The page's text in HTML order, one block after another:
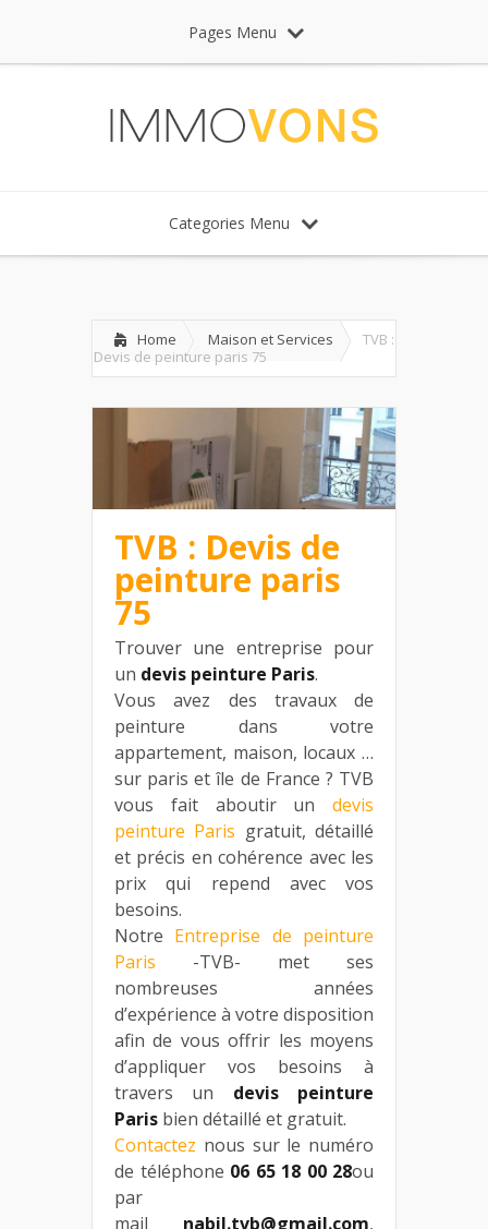
Pages Menu
Categories Menu
Home Maison et Services
TVB :
Devis de peinture paris 75
TVB : Devis de
peinture paris
75
Trouver une entreprise pour
un devis peinture Paris.
Vous avez des travaux de
peinture dans votre
appartement, maison, locaux …
sur paris et île de France ? TVB
vous fait aboutir un devis
peinture Paris gratuit, détaillé
et précis en cohérence avec les
prix qui repend avec vos
besoins.
Notre Entreprise de peinture
Paris -TVB- met ses
nombreuses années
d’expérience à votre disposition
afin de vous offrir les moyens
d’appliquer vos besoins à
travers un devis peinture
Paris bien détaillé et gratuit.
Contactez nous sur le numéro
de téléphone 06 65 18 00 28ou
par
mail nabil.tvb@gmail.com,